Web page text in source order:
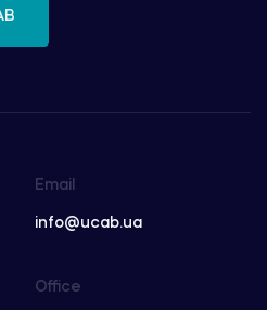
Email
info@ucab.ua
Office